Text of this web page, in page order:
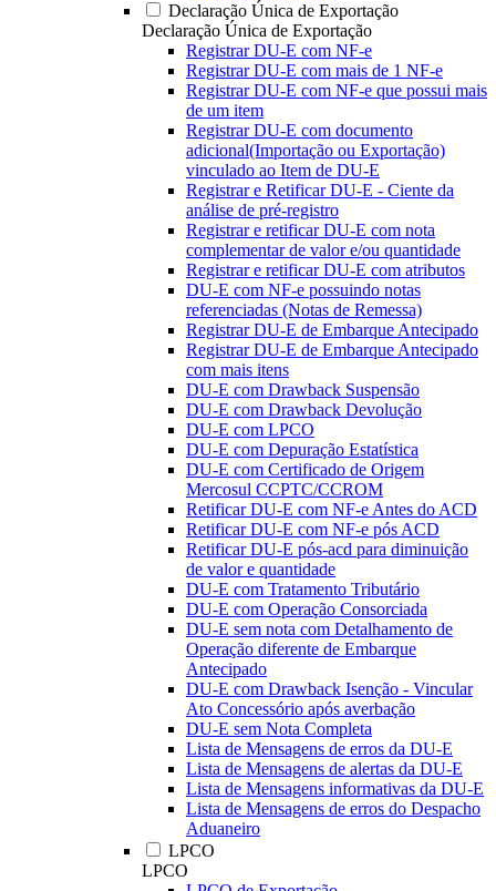
Declaração Única de Exportação
Declaração Única de Exportação
Registrar DU-E com NF-e
Registrar DU-E com mais de 1 NF-e
Registrar DU-E com NF-e que possui mais
de um item
Registrar DU-E com documento
adicional(Importação ou Exportação)
vinculado ao Item de DU-E
Registrar e Retificar DU-E - Ciente da
análise de pré-registro
Registrar e retificar DU-E com nota
complementar de valor e/ou quantidade
Registrar e retificar DU-E com atributos
DU-E com NF-e possuindo notas
referenciadas (Notas de Remessa)
Registrar DU-E de Embarque Antecipado
Registrar DU-E de Embarque Antecipado
com mais itens
DU-E com Drawback Suspensão
DU-E com Drawback Devolução
DU-E com LPCO
DU-E com Depuração Estatística
DU-E com Certificado de Origem
Mercosul CCPTC/CCROM
Retificar DU-E com NF-e Antes do ACD
Retificar DU-E com NF-e pós ACD
Retificar DU-E pós-acd para diminuição
de valor e quantidade
DU-E com Tratamento Tributário
DU-E com Operação Consorciada
DU-E sem nota com Detalhamento de
Operação diferente de Embarque
Antecipado
DU-E com Drawback Isenção - Vincular
Ato Concessório após averbação
DU-E sem Nota Completa
Lista de Mensagens de erros da DU-E
Lista de Mensagens de alertas da DU-E
Lista de Mensagens informativas da DU-E
Lista de Mensagens de erros do Despacho
Aduaneiro
LPCO
LPCO